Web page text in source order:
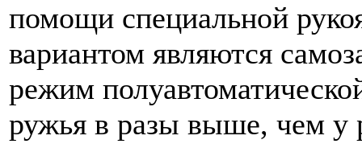
помощи специальной
вариантом являются
режим
ружья в разы выше, чем у